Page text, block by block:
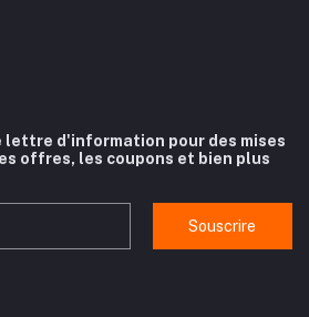
lettre d'information pour des mises
offres, les coupons et bien plus
Souscrire